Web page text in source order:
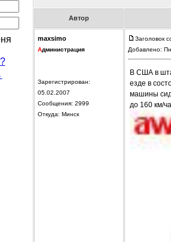
Автор
maxsimo
Администрация
Зарегистрирован:
05.02.2007
Сообщения: 2999
Откуда: Минск
Заголовок
Добавлено:
В США в
езде в
машины
до 160 км/